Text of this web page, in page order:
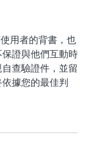
用者的背書，也
證與他們互動時
查驗證件，並留
據您的最佳判